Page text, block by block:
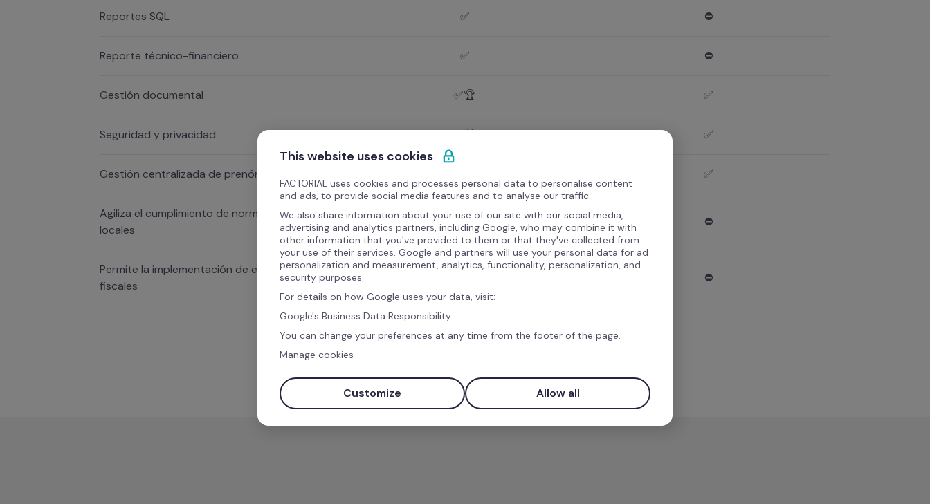
Reportes SQL ✅ ⛔
Reporte técnico-financiero ✅ ⛔
Gestión documental ✅🏆 ✅
Seguridad y privacidad ✅🏆 ✅
Gestión centralizada de prenómina ✅
Agiliza el cumplimiento de normativas legales
locales
✅ ⛔
Permite la implementación de estrategias
fiscales
⛔
This website uses cookies
FACTORIAL uses cookies and processes personal data to personalise content
and ads, to provide social media features and to analyse our traffic.
We also share information about your use of our site with our social media,
advertising and analytics partners, including Google, who may combine it with
other information that you've provided to them or that they've collected from
your use of their services. Google and partners will use your personal data for ad
personalization and measurement, analytics, functionality, personalization, and
security purposes.
For details on how Google uses your data, visit:
Google's Business Data Responsibility.
You can change your preferences at any time from the footer of the page.
Manage cookies
Customize Allow all